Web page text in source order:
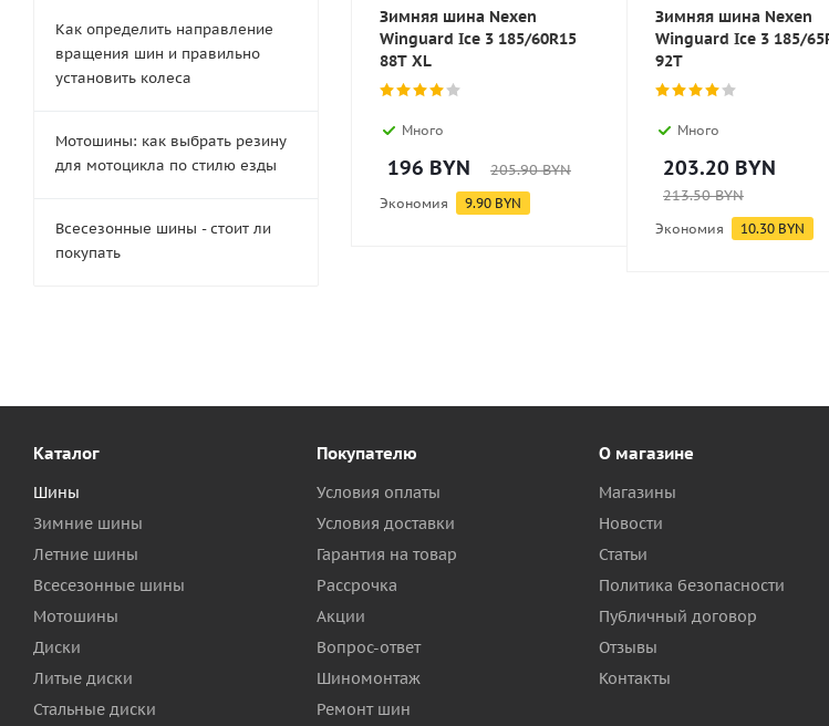
Зимняя шина Nexen
Winguard Ice 3 185/60R15
88T XL
Много
196 BYN 205.90BYN
Экономия 9.90 BYN
Зимняя шина Nexen
Winguard Ice 3 185/
92T
Много
203.20 BYN
213.50BYN
Экономия 10.30 BYN
Как определить направление
вращения шин и правильно
установить колеса
Мотошины: как выбрать резину
для мотоцикла по стилю езды
Всесезонные шины - стоит ли
покупать
Каталог
Шины
Зимние шины
Летние шины
Всесезонные шины
Мотошины
Диски
Литые диски
Стальные диски
Покупателю
Условия оплаты
Условия доставки
Гарантия на товар
Рассрочка
Акции
Вопрос-ответ
Шиномонтаж
Ремонт шин
О магазине
Магазины
Новости
Статьи
Политика безопасности
Публичный договор
Отзывы
Контакты